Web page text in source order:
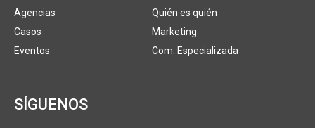
Agencias
Casos
Eventos
Quién es quién
Marketing
Com. Especializada
SÍGUENOS